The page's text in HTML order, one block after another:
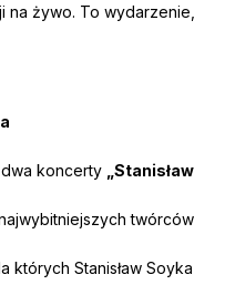
na żywo. To wydarzenie,
koncerty
„Stanisław
twórców
których Stanisław Soyka